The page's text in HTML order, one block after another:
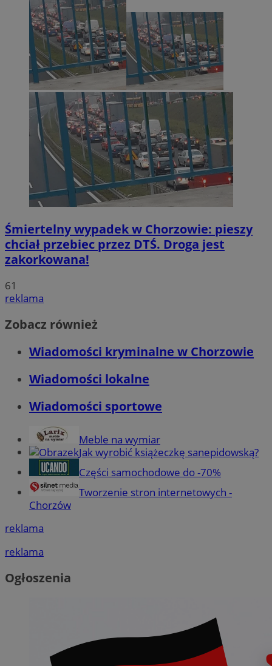
Śmiertelny wypadek w Chorzowie: pieszy
chciał przebiec przez DTŚ. Droga jest
zakorkowana!
61
reklama
Zobacz również
Wiadomości kryminalne w Chorzowie
Wiadomości lokalne
Wiadomości sportowe
Meble na wymiar
Jak wyrobić książeczkę sanepidowską?
Części samochodowe do -70%
Tworzenie stron internetowych -
Chorzów
reklama
reklama
Ogłoszenia